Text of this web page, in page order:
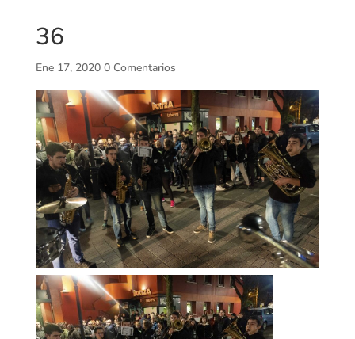
36
Ene 17, 2020 0 Comentarios